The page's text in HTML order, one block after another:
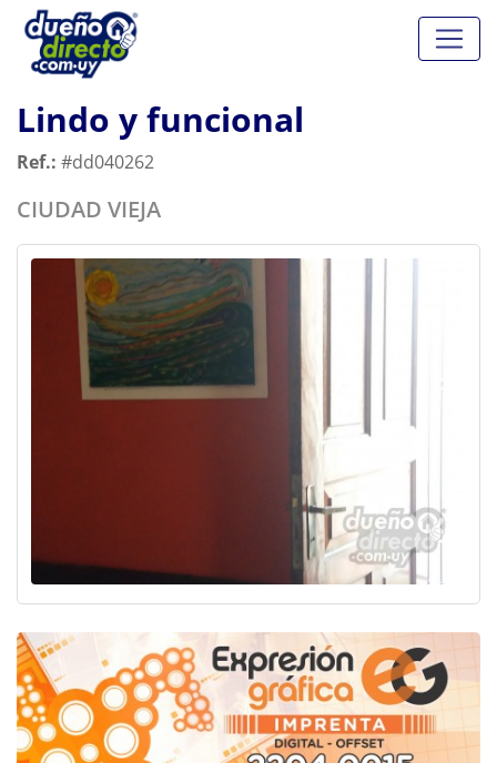
Lindo y funcional
Ref.: #dd040262
CIUDAD VIEJA